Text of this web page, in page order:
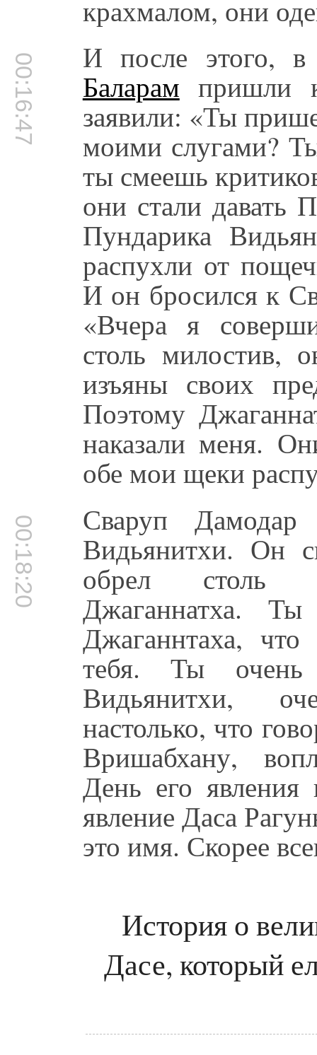
крахмалом, они
00:16:47 И после этого,
Баларам пришли
заявили: «Ты
моими слугами?
ты смеешь
они стали давать
Пундарика
распухли от
И он бросился к
«Вчера я
столь милостив,
изъяны своих
Поэтому
наказали меня.
обе мои щеки
00:18:20 Сваруп Дамодар
Видьянитхи. Он
обрел столь
Джаганнатха.
Джаганнтаха,
тебя. Ты очень
Видьянитхи,
настолько, что
Вришабхану,
День его явления
явление Даса
это имя. Скорее
История о
Дасе, который